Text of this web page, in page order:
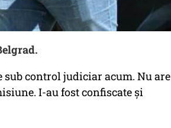
sub control judiciar acum. Nu are
I-au fost confiscate și